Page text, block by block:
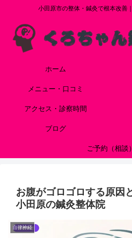
小田原市の整体・鍼灸で根本改善
ホーム
メニュー・口コミ
アクセス・診察時間
ブログ
ご予約（相談）
お腹がゴロゴロする原因
小田原の鍼灸整体院
自律神経